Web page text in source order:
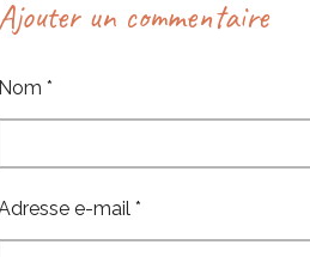
t
a
r
t
a
t
a
Ajouter un commentaire
Nom *
e-mail *